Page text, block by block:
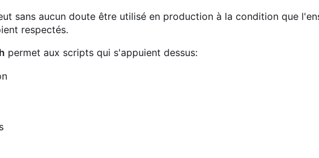
sans aucun doute être utilisé en production à la condition que
respectés.
permet aux scripts qui s'appuient dessus: